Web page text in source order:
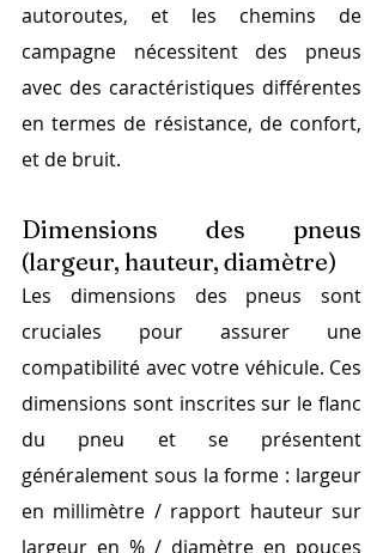
autoroutes, et les chemins de
campagne nécessitent des pneus
avec des caractéristiques différentes
en termes de résistance, de confort,
et de bruit.
Dimensions des pneus
(largeur, hauteur, diamètre)
Les dimensions des pneus sont
cruciales pour assurer une
compatibilité avec votre véhicule. Ces
dimensions sont inscrites sur le flanc
du pneu et se présentent
généralement sous la forme : largeur
en millimètre / rapport hauteur sur
largeur en % / diamètre en pouces